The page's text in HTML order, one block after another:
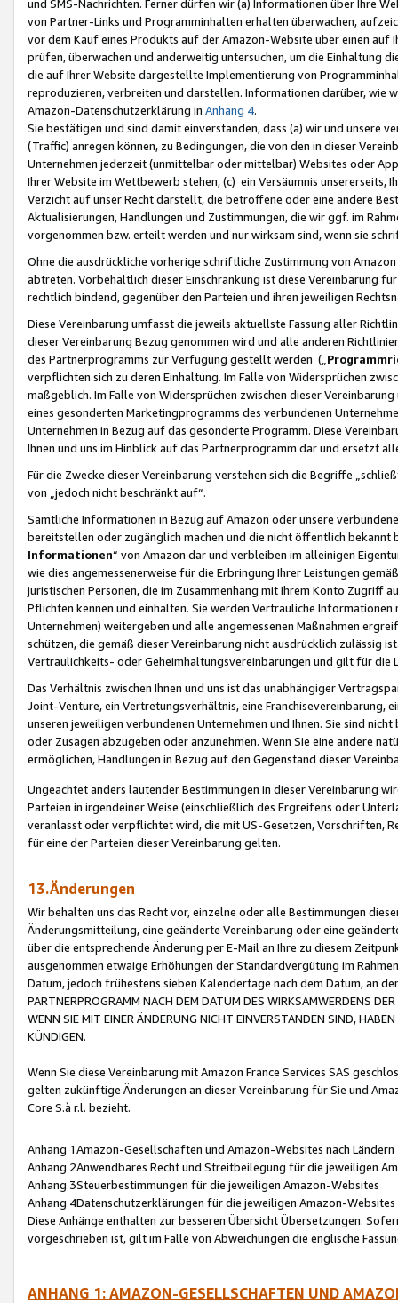
und SMS-Nachrichten. Ferner dürfen wir (a) Informationen über Ihre
von Partner-Links und Programminhalten erhalten überwachen,
vor dem Kauf eines Produkts auf der Amazon-Website über einen
prüfen, überwachen und anderweitig untersuchen, um die Einhaltung
die auf Ihrer Website dargestellte Implementierung von
reproduzieren, verbreiten und darstellen. Informationen darüber, wie
Amazon-Datenschutzerklärung in Anhang 4.
Sie bestätigen und sind damit einverstanden, dass (a) wir und
(Traffic) anregen können, zu Bedingungen, die von den in dieser
Unternehmen jederzeit (unmittelbar oder mittelbar) Websites oder
Ihrer Website im Wettbewerb stehen, (c) ein Versäumnis unsererseits,
Verzicht auf unser Recht darstellt, die betroffene oder eine andere
Aktualisierungen, Handlungen und Zustimmungen, die wir ggf. im
vorgenommen bzw. erteilt werden und nur wirksam sind, wenn sie
Ohne die ausdrückliche vorherige schriftliche Zustimmung von
abtreten. Vorbehaltlich dieser Einschränkung ist diese Vereinbarung
rechtlich bindend, gegenüber den Parteien und ihren jeweiligen
Diese Vereinbarung umfasst die jeweils aktuellste Fassung aller
dieser Vereinbarung Bezug genommen wird und alle anderen
des Partnerprogramms zur Verfügung gestellt werden („
verpflichten sich zu deren Einhaltung. Im Falle von Widersprüchen
maßgeblich. Im Falle von Widersprüchen zwischen dieser
eines gesonderten Marketingprogramms des verbundenen
Unternehmen in Bezug auf das gesonderte Programm. Diese
Ihnen und uns im Hinblick auf das Partnerprogramm dar und ersetzt
Für die Zwecke dieser Vereinbarung verstehen sich die Begriffe
von „jedoch nicht beschränkt auf“.
Sämtliche Informationen in Bezug auf Amazon oder unsere
bereitstellen oder zugänglich machen und die nicht öffentlich
Informationen“ von Amazon dar und verbleiben im alleinigen
wie dies angemessenerweise für die Erbringung Ihrer Leistungen
juristischen Personen, die im Zusammenhang mit Ihrem Konto
Pflichten kennen und einhalten. Sie werden Vertrauliche
Unternehmen) weitergeben und alle angemessenen Maßnahmen
schützen, die gemäß dieser Vereinbarung nicht ausdrücklich zulässig
Vertraulichkeits- oder Geheimhaltungsvereinbarungen und gilt für die
Das Verhältnis zwischen Ihnen und uns ist das unabhängiger
Joint-Venture, ein Vertretungsverhältnis, eine Franchisevereinbarung,
unseren jeweiligen verbundenen Unternehmen und Ihnen. Sie sind
oder Zusagen abzugeben oder anzunehmen. Wenn Sie eine andere
ermöglichen, Handlungen in Bezug auf den Gegenstand dieser
Ungeachtet anders lautender Bestimmungen in dieser Vereinbarung
Parteien in irgendeiner Weise (einschließlich des Ergreifens oder
veranlasst oder verpflichtet wird, die mit US-Gesetzen, Vorschriften,
für eine der Parteien dieser Vereinbarung gelten.
13.Änderungen
Wir behalten uns das Recht vor, einzelne oder alle Bestimmungen
Änderungsmitteilung, eine geänderte Vereinbarung oder eine
über die entsprechende Änderung per E-Mail an Ihre zu diesem
ausgenommen etwaige Erhöhungen der Standardvergütung im
Datum, jedoch frühestens sieben Kalendertage nach dem Datum, an
PARTNERPROGRAMM NACH DEM DATUM DES WIRKSAMWERDENS
WENN SIE MIT EINER ÄNDERUNG NICHT EINVERSTANDEN SIND,
KÜNDIGEN.
Wenn Sie diese Vereinbarung mit Amazon France Services SAS
gelten zukünftige Änderungen an dieser Vereinbarung für Sie und
Core S.à r.l. bezieht.
Anhang 1Amazon-Gesellschaften und Amazon-Websites nach Ländern
Anhang 2Anwendbares Recht und Streitbeilegung für die jeweiligen
Anhang 3Steuerbestimmungen für die jeweiligen Amazon-Websites
Anhang 4Datenschutzerklärungen für die jeweiligen Amazon-Websites
Diese Anhänge enthalten zur besseren Übersicht Übersetzungen.
vorgeschrieben ist, gilt im Falle von Abweichungen die englische
ANHANG 1: AMAZON-GESELLSCHAFTEN UND